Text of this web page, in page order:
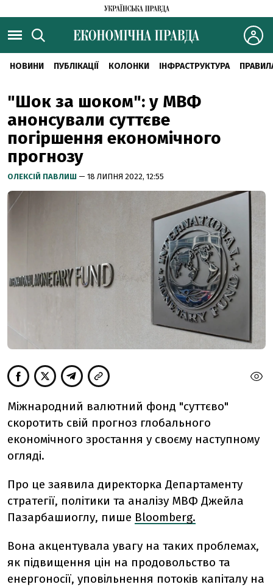
НОВИНИ ПУБЛІКАЦІЇ КОЛОНКИ ІНФРАСТРУКТУРА
"Шок за шоком": у МВФ
анонсували суттєве
погіршення економічного
прогнозу
ОЛЕКСІЙ ПАВЛИШ — 18 ЛИПНЯ 2022, 12:55
Міжнародний валютний фонд "суттєво"
скоротить свій прогноз глобального
економічного зростання у своєму наступному
огляді.
Про це заявила директорка Департаменту
стратегії, політики та аналізу МВФ Джейла
Пазарбашиоглу, пише Bloomberg.
Вона акцентувала увагу на таких проблемах,
як підвищення цін на продовольство та
енергоносії, уповільнення потоків капіталу на